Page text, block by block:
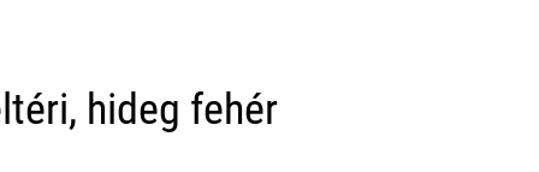
hideg fehér